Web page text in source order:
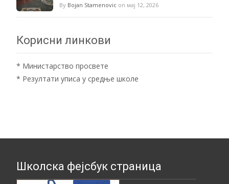
By Bojan Stamenovic on мај 12, 2026
Корисни линкови
* Министарство просвете
* Резултати уписа у средње школе
Школска фејсбук страница